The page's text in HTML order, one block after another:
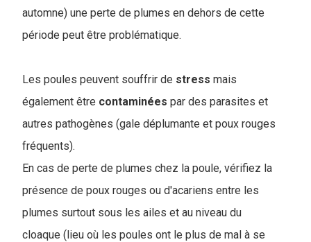
automne) une perte de plumes en dehors de cette
période peut être problématique.
Les poules peuvent souffrir de stress mais
également être contaminées par des parasites et
autres pathogènes (gale déplumante et poux rouges
fréquents).
En cas de perte de plumes chez la poule, vérifiez la
présence de poux rouges ou d'acariens entre les
plumes surtout sous les ailes et au niveau du
cloaque (lieu où les poules ont le plus de mal à se